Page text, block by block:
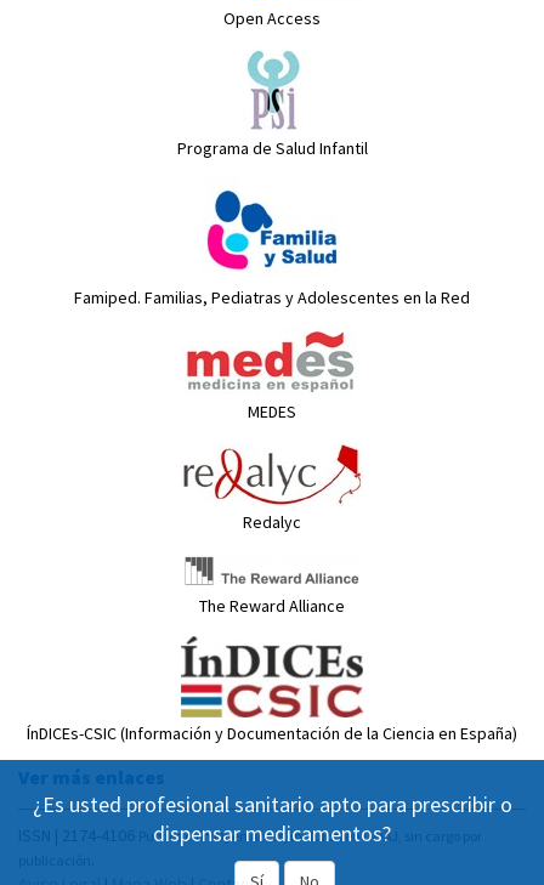
Open Access
Programa de Salud Infantil
Famiped. Familias, Pediatras y Adolescentes en la Red
MEDES
Redalyc
The Reward Alliance
ÍnDICEs-CSIC (Información y Documentación de la Ciencia en España)
Ver más enlaces
¿Es usted profesional sanitario apto para prescribir o
dispensar medicamentos?
Publicación Open Acess, incluida en DOAJ, sin cargo por